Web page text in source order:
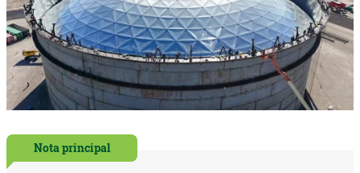
Nota principal